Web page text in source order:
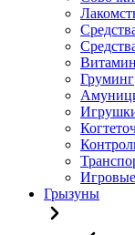
Груминг
Грызуны